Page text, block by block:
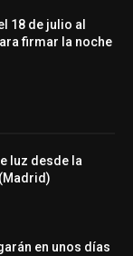
18 de julio al
firmar la noche
luz desde la
en unos días